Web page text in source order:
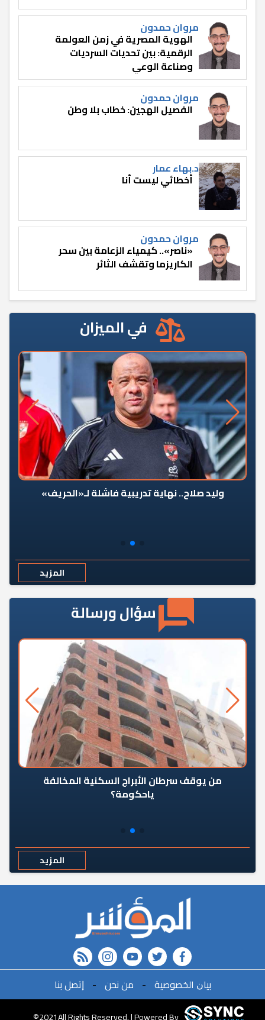
مروان حمدون
الهوية المصرية في زمن العولمة
الرقمية: بين تحديات السرديات
وصناعة الوعي
مروان حمدون
الفصيل الهجين: خطاب بلا وطن
د.بهاء عمار
أخطائي ليست أنا
مروان حمدون
«ناصر».. كيمياء الزعامة بين سحر
الكاريزما وتقشف الثائر
في الميزان
وليد صلاح.. نهاية تدريبية فاشلة لـ«الحريف»
المزيد
سؤال ورسالة
من يوقف سرطان الأبراج السكنية المخالفة
ياحكومة؟
المزيد
FACEBOOK
twitter
youtube
instagram
rss feed
ﺑﻴﺎﻥ اﻟﺨﺼﻮﺻﻴﺔ - ﻣﻦ ﻧﺤﻦ - ﺇﺗﺼﻞ ﺑﻨﺎ